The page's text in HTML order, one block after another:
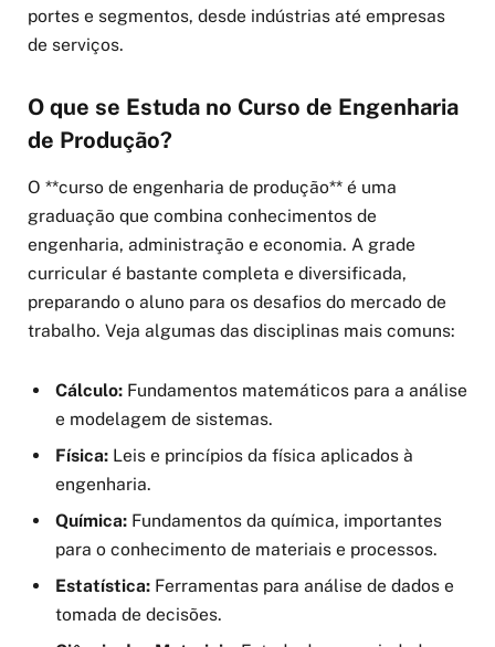
portes e segmentos, desde indústrias até empresas
de serviços.
O que se Estuda no Curso de Engenharia
de Produção?
O **curso de engenharia de produção** é uma
graduação que combina conhecimentos de
engenharia, administração e economia. A grade
curricular é bastante completa e diversificada,
preparando o aluno para os desafios do mercado de
trabalho. Veja algumas das disciplinas mais comuns:
Cálculo: Fundamentos matemáticos para a análise
e modelagem de sistemas.
Física: Leis e princípios da física aplicados à
engenharia.
Química: Fundamentos da química, importantes
para o conhecimento de materiais e processos.
Estatística: Ferramentas para análise de dados e
tomada de decisões.